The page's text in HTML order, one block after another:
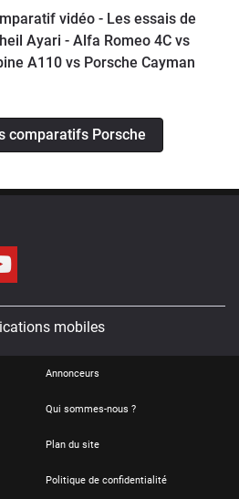
vidéo - Les essais de
Ayari - Alfa Romeo 4C vs
A110 vs Porsche Cayman
comparatifs Porsche
mobiles
Annonceurs
Qui sommes-nous ?
Plan du site
Politique de confidentialité